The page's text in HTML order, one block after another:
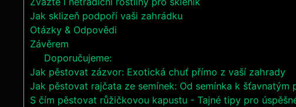
Jak sklizeň podpoří vaši zahrádku
Otázky & Odpovědi
Závěrem
Doporučujeme:
Jak pěstovat zázvor: Exotická chuť přímo z vaší zahrady
Jak pěstovat rajčata ze semínek: Od semínka k šťavnatým
S čím pěstovat růžičkovou kapustu - Tajné tipy pro